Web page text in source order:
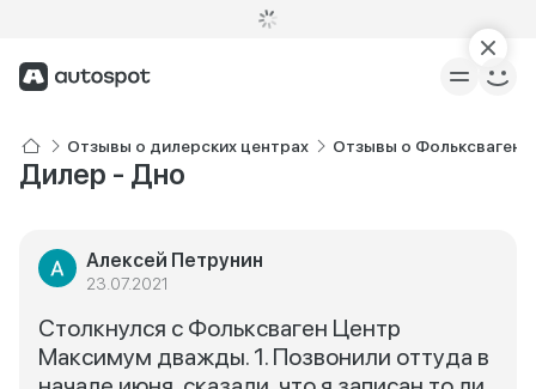
Отзывы о дилерских центрах Отзывы о Фольксваген
Дилер - Дно
Алексей Петрунин
23.07.2021
Столкнулся с Фольксваген Центр
Максимум дважды. 1. Позвонили оттуда в